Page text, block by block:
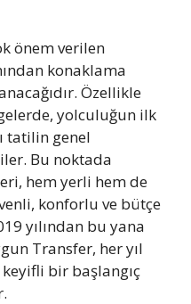
önem verilen
konaklama
Özellikle
yolculuğun ilk
tatilin genel
Bu noktada
hem yerli hem de
konforlu ve bütçe
yılından bu yana
Transfer, her yıl
bir başlangıç